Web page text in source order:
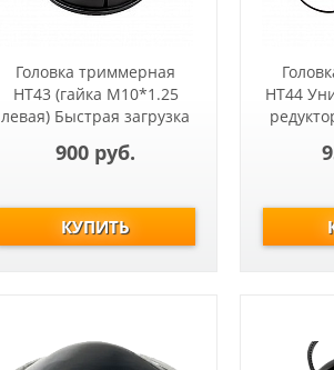
Головка триммерная
HT43 (гайка М10*1.25
левая) Быстрая загрузка
ET1200A
900 руб.
HT44